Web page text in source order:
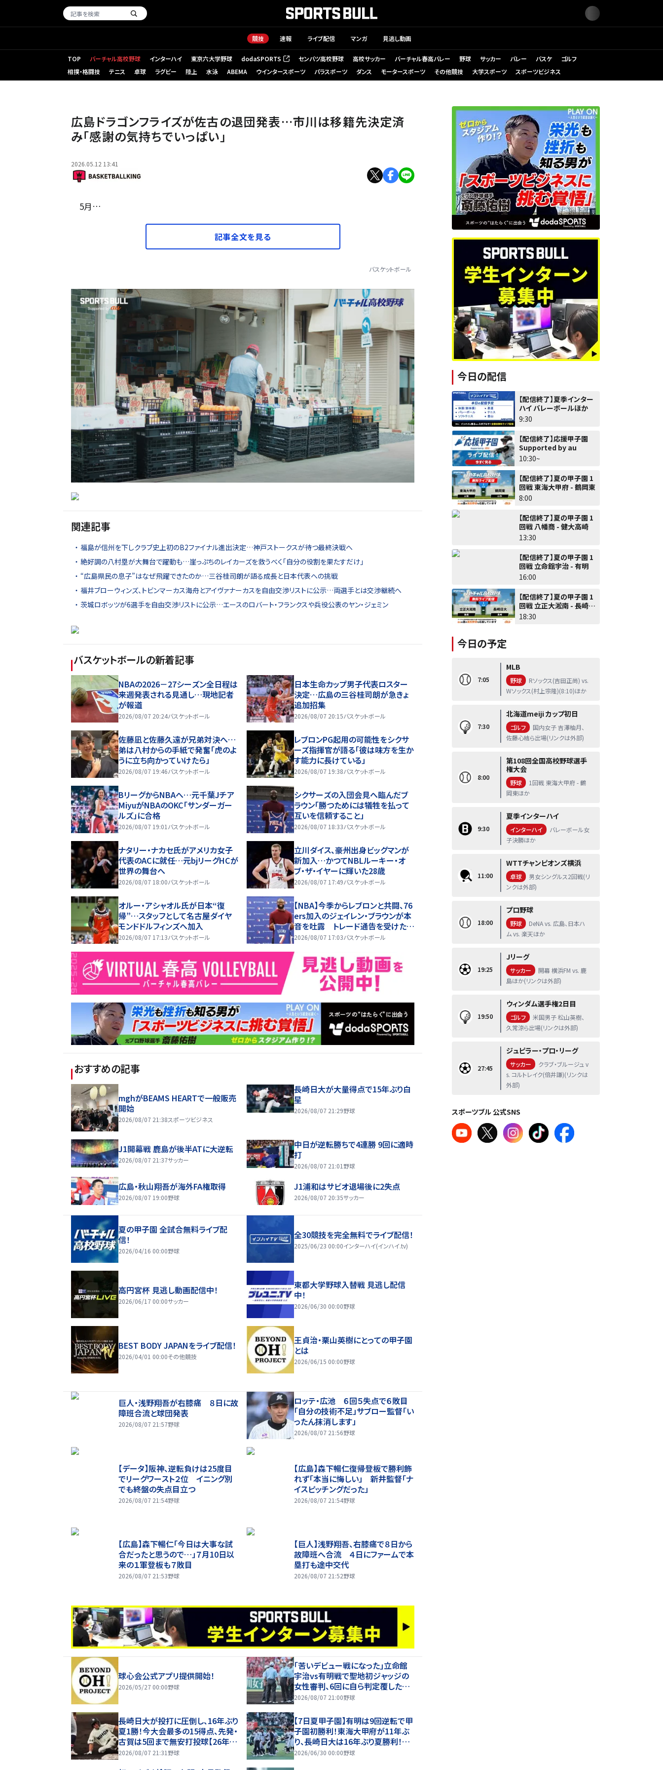
競技 速報 ライブ配信 マンガ 見逃し動画
TOP バーチャル高校野球 インターハイ 東京六大学野球 dodaSPORTS
（新しいタブで開く） センバツ高校野球 高校サッカー バーチャル春高バレー 野球 サッカー バレー バスケ
ゴルフ
相撲・格闘技
テニス 卓球 ラグビー 陸上 水泳 ABEMA ウインタースポーツ パラスポーツ ダンス モータースポーツ その他競技 大学スポーツ スポーツビジネス
広島ドラゴンフライズが佐古の退団発表…市川は移籍先決定済
み「感謝の気持ちでいっぱい」
2026.05.12 13:41
5月…
記事全文を見る
バスケットボール
関連記事
福島が信州を下しクラブ史上初のB2ファイナル進出決定…神戸ストークスが待つ最終決戦へ
絶好調の八村塁が大舞台で躍動も…崖っぷちのレイカーズを救うべく「自分の役割を果たすだけ」
“広島県民の息子”はなぜ飛躍できたのか…三谷桂司朗が語る成長と日本代表への挑戦
福井ブローウィンズ、トビンマーカス海舟とアイヴァナーカスを自由交渉リストに公示…両選手とは交渉継続へ
茨城ロボッツが6選手を自由交渉リストに公示…エースのロバート・フランクスや兵役公表のヤン・ジェミン
バスケットボールの新着記事
NBAの2026－27シーズン全日程は
来週発表される見通し…現地記者
が報道
2026/08/07 20:24バスケットボール
日本生命カップ男子代表ロスター
決定…広島の三谷桂司朗が急きょ
追加招集
2026/08/07 20:15バスケットボール
佐藤凪と佐藤久遠が兄弟対決へ…
弟は八村からの手紙で発奮「虎のよ
うに立ち向かっていけたら」
2026/08/07 19:46バスケットボール
レブロンPG起用の可能性をシクサ
ーズ指揮官が語る「彼は味方を生か
す能力に長けている」
2026/08/07 19:38バスケットボール
BリーグからNBAへ…元千葉Jチア
MiyuがNBAのOKC「サンダーガー
ルズ」に合格
2026/08/07 19:01 バスケットボール
シクサーズの入団会見へ臨んだブ
ラウン「勝つためには犠牲を払って
互いを信頼すること」
2026/08/07 18:33バスケットボール
ナタリー・ナカセ氏がアメリカ女子
代表のACに就任…元bjリーグHCが
世界の舞台へ
2026/08/07 18:00バスケットボール
立川ダイス、豪州出身ビッグマンが
新加入…かつてNBLルーキー・オ
ブ・ザ・イヤーに輝いた28歳
2026/08/07 17:49バスケットボール
オルー・アシャオル氏が日本“復
帰”…スタッフとして名古屋ダイヤ
モンドドルフィンズへ加入
2026/08/07 17:13バスケットボール
【NBA】今季からレブロンと共闘、76
ers加入のジェイレン・ブラウンが本
音を吐露 トレード通告を受けた時
は「スマホを放り投げた」
2026/08/07 17:03バスケットボール
おすすめの記事
mghがBEAMS HEARTで一般販売
開始
2026/08/07 21:38スポーツビジネス
長崎日大が大量得点で15年ぶり白
星
2026/08/07 21:29野球
J1開幕戦 鹿島が後半ATに大逆転
2026/08/07 21:37サッカー
中日が逆転勝ちで4連勝 9回に適時
打
2026/08/07 21:01 野球
広島・秋山翔吾が海外FA権取得
2026/08/07 19:00野球
J1浦和はサビオ退場後に2失点
2026/08/07 20:35サッカー
夏の甲子園 全試合無料ライブ配
信！
2026/04/16 00:00野球
全30競技を完全無料でライブ配信！
2025/06/23 00:00インターハイ(インハイ.tv)
高円宮杯 見逃し動画配信中！
2026/06/17 00:00サッカー
東都大学野球入替戦 見逃し配信
中！
2026/06/30 00:00野球
BEST BODY JAPANをライブ配信！
2026/04/01 00:00その他競技
王貞治・栗山英樹にとっての甲子園
とは
2026/06/15 00:00野球
巨人・浅野翔吾が右膝痛 ８日に故
障班合流と球団発表
2026/08/07 21:57野球
ロッテ・広池 ６回５失点で６敗目
「自分の技術不足」サブロー監督「い
ったん抹消します」
2026/08/07 21:56野球
【データ】阪神、逆転負けは25度目
でリーグワースト２位 イニング別
でも終盤の失点目立つ
2026/08/07 21:54野球
【広島】森下暢仁復帰登板で勝利飾
れず「本当に悔しい」 新井監督「ナ
イスピッチングだった」
2026/08/07 21:54野球
【広島】森下暢仁「今日は大事な試
合だったと思うので…」７月10日以
来の１軍登板も７敗目
2026/08/07 21:53野球
【巨人】浅野翔吾、右膝痛で８日から
故障班へ合流 ４日にファームで本
塁打も途中交代
2026/08/07 21:52野球
球心会公式アプリ提供開始！
2026/05/27 00:00野球
｢苦いデビュー戦になった｣立命館
宇治vs有明戦で聖地初ジャッジの
女性審判、6回に自ら判定覆したプ
レーを謝罪【26年夏甲子園】
2026/08/07 21:00野球
長崎日大が投打に圧倒し、16年ぶり
夏1勝！今大会最多の15得点、先発・
古賀は5回まで無安打投球【26年夏
甲子園】
2026/08/07 21:31 野球
【7日夏甲子園】有明は9回逆転で甲
子園初勝利！東海大甲府が11年ぶ
り、長崎日大は16年ぶり夏勝利！健
大高崎・石垣が11K完投！
2026/06/30 00:00野球
今日の配信
【配信終了】夏季インター
ハイ バレーボールほか
9:30
【配信終了】応援甲子園
Supported by au
10:30~
【配信終了】夏の甲子園 1
回戦 東海大甲府 - 鶴岡東
8:00
【配信終了】夏の甲子園 1
回戦 八幡商 - 健大高崎
13:30
【配信終了】夏の甲子園 1
回戦 立命館宇治 - 有明
16:00
【配信終了】夏の甲子園 1
回戦 立正大淞南 - 長崎日
大
18:30
今日の予定
7:05
MLB
野球
Rソックス(吉田正尚) vs.
Wソックス(村上宗隆)(8:10)ほか
7:30
北海道meiji カップ初日
ゴルフ
国内女子 吉澤柚月、
佐藤心結ら出場(リンクは外部)
8:00
第108回全国高校野球選手
権大会
野球
1回戦 東海大甲府 - 鶴
岡東ほか
9:30
夏季インターハイ
インターハイ
バレーボール女
子決勝ほか
11:00
WTTチャンピオンズ横浜
卓球
男女シングルス2回戦(リ
ンクは外部)
18:00
プロ野球
野球
DeNA vs. 広島、日本ハ
ム vs. 楽天ほか
19:25
Jリーグ
サッカー
開幕 横浜FM vs. 鹿
島ほか(リンクは外部)
19:50
ウィンダム選手権2日目
ゴルフ
米国男子 松山英樹、
久常涼ら出場(リンクは外部)
27:45
ジュピラー・プロ・リーグ
サッカー
クラブ・ブルージュ v
s. コルトレイク(倍井謙)(リンクは
外部)
スポーツブル 公式SNS